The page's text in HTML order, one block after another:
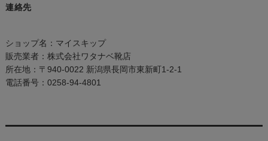
連絡先
ショップ名：マイスキップ
販売業者：株式会社ワタナベ靴店
所在地：〒940-0022 新潟県長岡市東新町1-2-1
電話番号：0258-94-4801